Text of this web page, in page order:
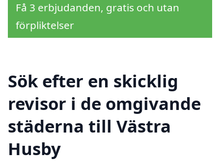
Få 3 erbjudanden, gratis och utan
förpliktelser
Sök efter en skicklig
revisor i de omgivande
städerna till Västra
Husby